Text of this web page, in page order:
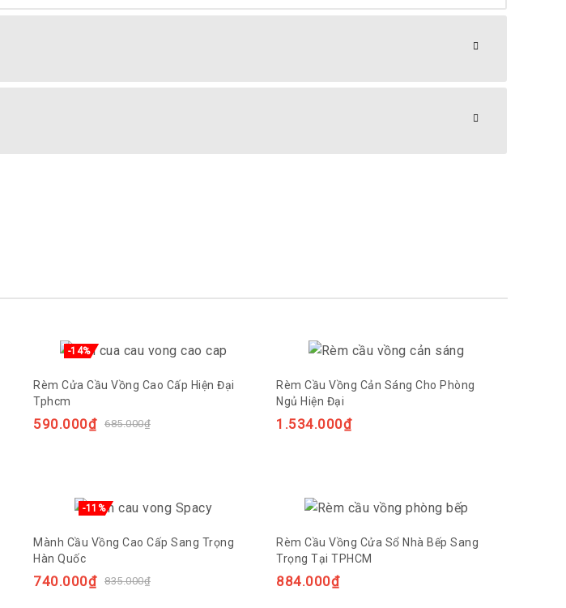
-14%
Rèm Cửa Cầu Vồng Cao Cấp Hiện Đại
Tphcm
685.000₫
590.000₫
Rèm Cầu Vồng Cản Sáng Cho Phòng
Ngủ Hiện Đại
1.534.000₫
-11%
Mành Cầu Vồng Cao Cấp Sang Trọng
Hàn Quốc
835.000₫
740.000₫
Rèm Cầu Vồng Cửa Sổ Nhà Bếp Sang
Trọng Tại TPHCM
884.000₫